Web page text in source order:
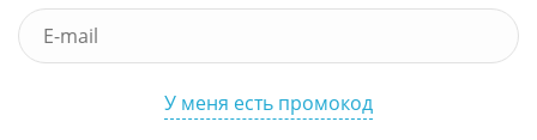
У меня есть промокод